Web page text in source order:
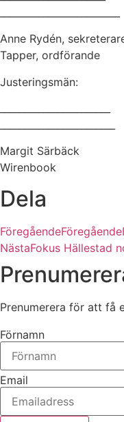
Anne Rydén,
Tapper, ordförande
Justeringsmän:
Margit
Wirenbook
Dela
FöregåendeFöregående
NästaFokus Hällestad
Prenumerera för att få
Förnamn
Email